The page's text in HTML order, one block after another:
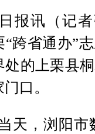
报讯（记
“跨省通办”
处的上栗县
口。
天，浏阳市